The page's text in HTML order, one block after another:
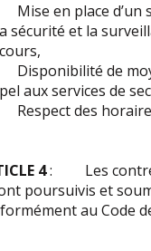
en place d’un
sécurité et la
de
aux services de
des horaires
4: Les
poursuivis et
au Code